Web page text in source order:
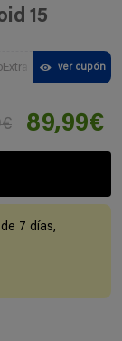
15
ver cupón
89,99€
7 días,